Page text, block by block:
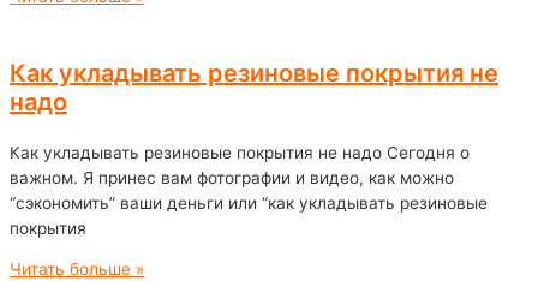
Как укладывать резиновые покрытия не
надо
Как укладывать резиновые покрытия не надо Сегодня о
важном. Я принес вам фотографии и видео, как можно
“сэкономить” ваши деньги или “как укладывать резиновые
покрытия
Читать больше »